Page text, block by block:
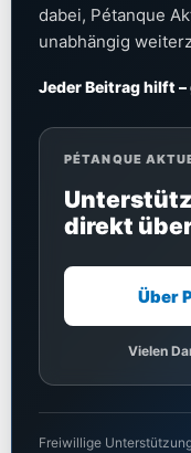
dabei, Pétanque
unabhängig
Jeder Beitrag hilft
PÉTANQUE
direkt
Über
Vielen
Freiwillige